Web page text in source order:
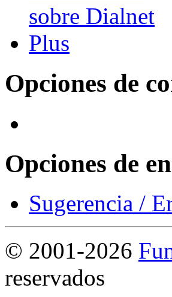
Opciones de
Opciones de
Sugerencia /
© 2001-2026
reservados